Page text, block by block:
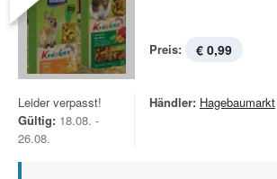
Preis: € 0,99
Leider verpasst!
Gültig: 18.08. -
26.08.
Händler: Hagebaumarkt